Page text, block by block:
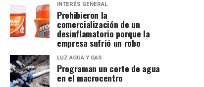
INTERÉS GENERAL
Prohibieron la
comercialización de un
desinflamatorio porque la
empresa sufrió un robo
LUZ AGUA Y GAS
Programan un corte de agua
en el macrocentro